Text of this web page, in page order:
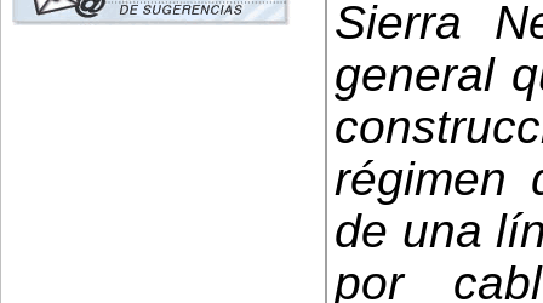
Sierra
general
régimen
de una
por